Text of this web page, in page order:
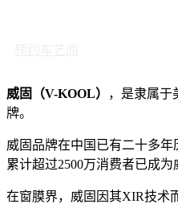
威固（V-KOOL）
，是隶属于
牌。
威固品牌在中国已有二十多年
累计超过2500万消费者已成为
在窗膜界，威固因其XIR技术